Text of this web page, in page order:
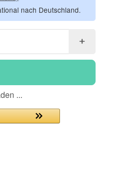
nach Deutschland.
...